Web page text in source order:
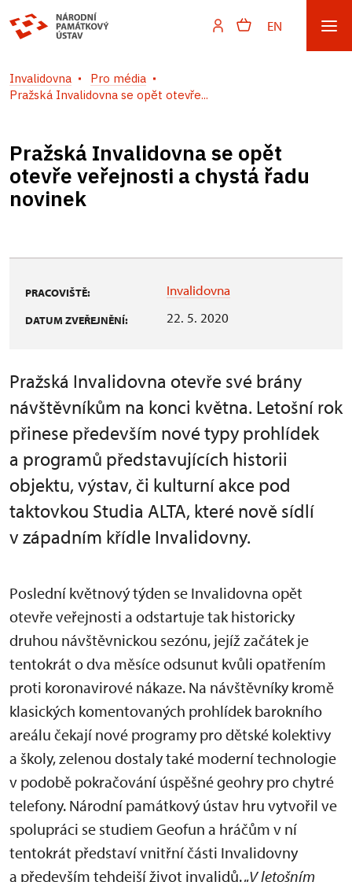
EN
Invalidovna
Pro média
Pražská Invalidovna se opět otevře...
Pražská Invalidovna se opět
otevře veřejnosti a chystá řadu
novinek
PRACOVIŠTĚ: Invalidovna
DATUM ZVEŘEJNĚNÍ: 22. 5. 2020
Pražská Invalidovna otevře své brány
návštěvníkům na konci května. Letošní rok
přinese především nové typy prohlídek
a programů představujících historii
objektu, výstav, či kulturní akce pod
taktovkou Studia ALTA, které nově sídlí
v západním křídle Invalidovny.
Poslední květnový týden se Invalidovna opět
otevře veřejnosti a odstartuje tak historicky
druhou návštěvnickou sezónu, jejíž začátek je
tentokrát o dva měsíce odsunut kvůli opatřením
proti koronavirové nákaze. Na návštěvníky kromě
klasických komentovaných prohlídek barokního
areálu čekají nové programy pro dětské kolektivy
a školy, zelenou dostaly také moderní technologie
v podobě pokračování úspěšné geohry pro chytré
telefony. Národní památkový ústav hru vytvořil ve
spolupráci se studiem Geofun a hráčům v ní
tentokrát představí vnitřní části Invalidovny
a především tehdejší život invalidů. „V letošním